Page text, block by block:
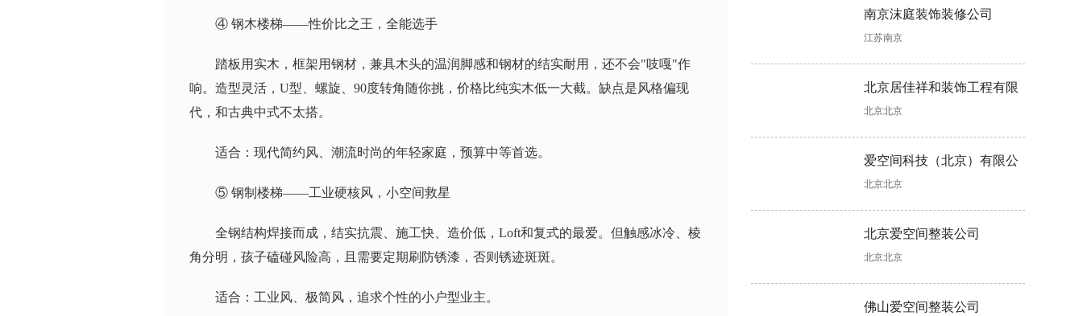
④ 钢木楼梯——性价比之王，全能选手
踏板用实木，框架用钢材，兼具木头的温润脚感和钢材的结实耐用，还不会"吱嘎"作
响。造型灵活，U型、螺旋、90度转角随你挑，价格比纯实木低一大截。缺点是风格偏现
代，和古典中式不太搭。
适合：现代简约风、潮流时尚的年轻家庭，预算中等首选。
⑤ 钢制楼梯——工业硬核风，小空间救星
全钢结构焊接而成，结实抗震、施工快、造价低，Loft和复式的最爱。但触感冰冷、棱
角分明，孩子磕碰风险高，且需要定期刷防锈漆，否则锈迹斑斑。
适合：工业风、极简风，追求个性的小户型业主。
具体做法可
助力!
步骤如下!
设计元素!
含哪些?
如何收房，
收房注意事
没有“猫
全包装修多
少钱?装修
报价存在个
混搭装修怎
么设计?有
两个设计思
婚房装修木
工项目不可
南京沫庭装饰装修公司
江苏南京
北京居佳祥和装饰工程有限
公司
北京北京
爱空间科技（北京）有限公
司
北京北京
北京爱空间整装公司
北京北京
佛山爱空间整装公司